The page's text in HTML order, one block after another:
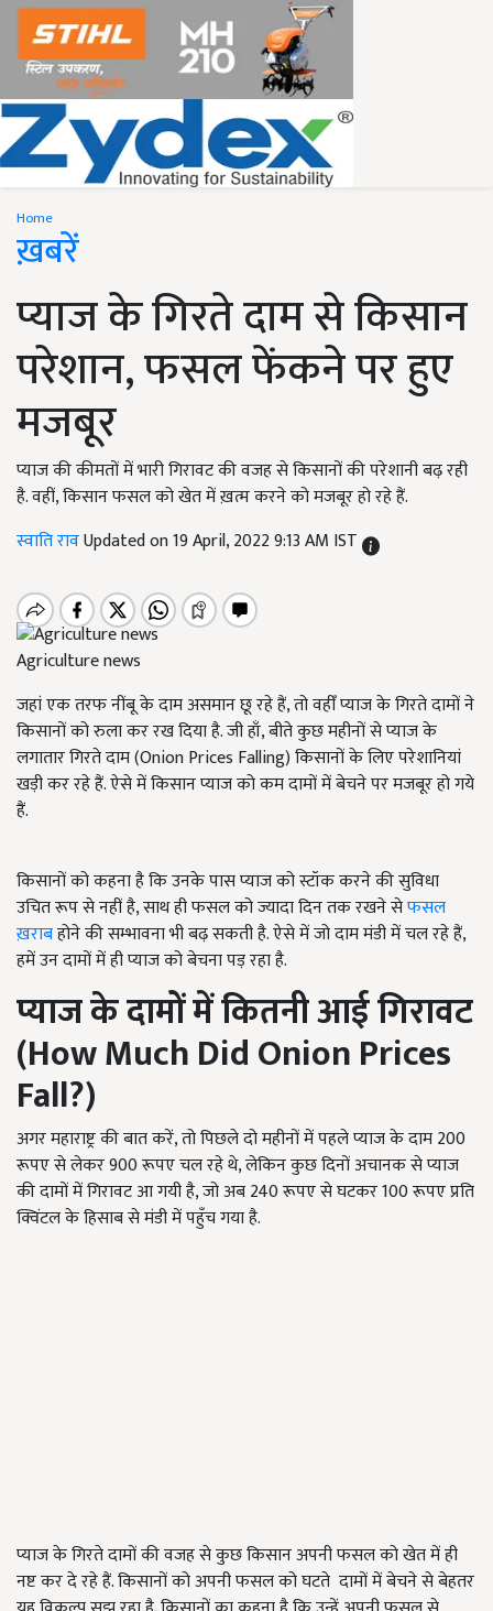
Home
ख़बरें
प्याज के गिरते दाम से किसान
परेशान, फसल फेंकने पर हुए
मजबूर
प्याज की कीमतों में भारी गिरावट की वजह से किसानों की परेशानी बढ़ रही
है. वहीं, किसान फसल को खेत में ख़त्म करने को मजबूर हो रहे हैं.
स्वाति रावUpdated on 19 April, 2022 9:13 AM IST
Agriculture news
जहां एक तरफ नींबू के दाम असमान छू रहे हैं, तो वहीँ प्याज के गिरते दामों ने
किसानों को रुला कर रख दिया है. जी हाँ, बीते कुछ महीनों से प्याज के
लगातार गिरते दाम (Onion Prices Falling) किसानों के लिए परेशानियां
खड़ी कर रहे हैं. ऐसे में किसान प्याज को कम दामों में बेचने पर मजबूर हो गये
हैं.
किसानों को कहना है कि उनके पास प्याज को स्टॉक करने की सुविधा
उचित रूप से नहीं है, साथ ही फसल को ज्यादा दिन तक रखने सेफसल
ख़राबहोने की सम्भावना भी बढ़ सकती है. ऐसे में जो दाम मंडी में चल रहे हैं,
हमें उन दामों में ही प्याज को बेचना पड़ रहा है.
प्याज के दामों में कितनी आई गिरावट
(How Much Did Onion Prices
Fall?)
अगर महाराष्ट्र की बात करें, तो पिछले दो महीनों में पहले प्याज के दाम 200
रूपए से लेकर 900 रूपए चल रहे थे, लेकिन कुछ दिनों अचानक से प्याज
की दामों में गिरावट आ गयी है, जो अब 240 रूपए से घटकर 100 रूपए प्रति
क्विंटल के हिसाब से मंडी में पहुँच गया है.
प्याज के गिरते दामों की वजह से कुछ किसान अपनी फसल को खेत में ही
नष्ट कर दे रहे हैं. किसानों को अपनी फसल को घटते दामों में बेचने से बेहतर